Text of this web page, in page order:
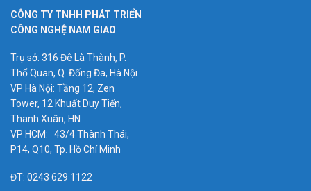
CÔNG TY TNHH PHÁT TRIỂN
CÔNG NGHỆ NAM GIAO
Trụ sở: 316 Đê Là Thành, P.
Thổ Quan, Q. Đống Đa, Hà Nội
VP Hà Nội: Tầng 12, Zen
Tower, 12 Khuất Duy Tiến,
Thanh Xuân, HN
VP HCM: 43/4 Thành Thái,
P14, Q10, Tp. Hồ Chí Minh
ĐT: 0243 629 1122